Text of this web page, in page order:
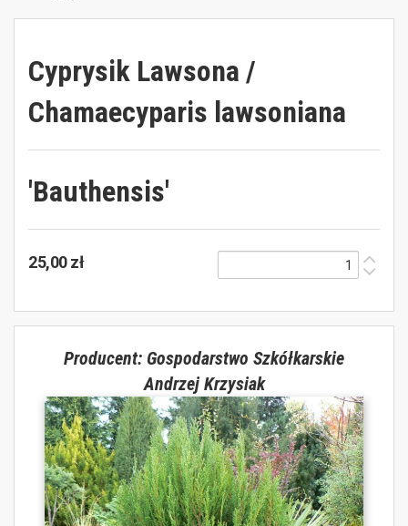
Cyprysik Lawsona /
Chamaecyparis lawsoniana
'Bauthensis'
25,00 zł
Producent: Gospodarstwo Szkółkarskie
Andrzej Krzysiak